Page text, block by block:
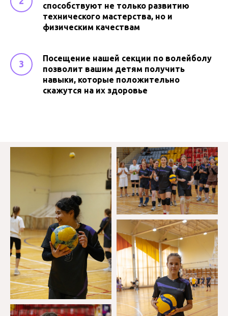
способствуют не только развитию
технического мастерства, но и
физическим качествам
Посещение нашей секции по волейболу
позволит вашим детям получить
навыки, которые положительно
скажутся на их здоровье